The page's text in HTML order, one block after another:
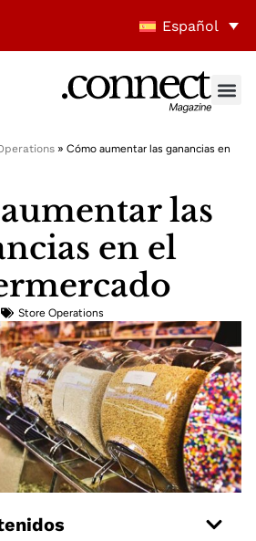
Español
» Cómo aumentar las ganancias en
las
en el
Store Operations